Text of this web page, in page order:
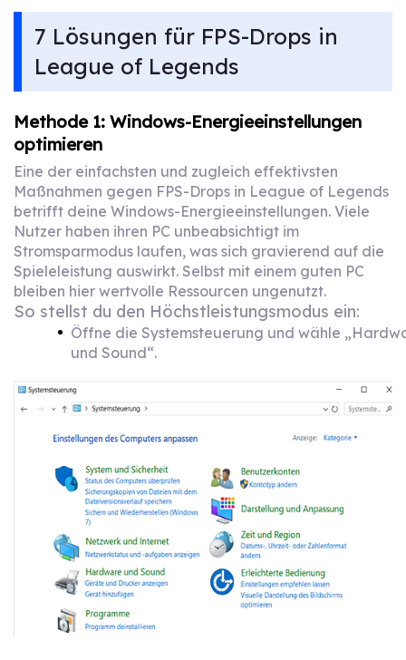
7 Lösungen für FPS-Drops in
League of Legends
Methode 1: Windows-Energieeinstellungen
optimieren
Eine der einfachsten und zugleich effektivsten
Maßnahmen gegen FPS-Drops in League of Legends
betrifft deine Windows-Energieeinstellungen. Viele
Nutzer haben ihren PC unbeabsichtigt im
Stromsparmodus laufen, was sich gravierend auf die
Spieleleistung auswirkt. Selbst mit einem guten PC
bleiben hier wertvolle Ressourcen ungenutzt.
So stellst du den Höchstleistungsmodus ein:
Öffne die Systemsteuerung und wähle
und Sound“.